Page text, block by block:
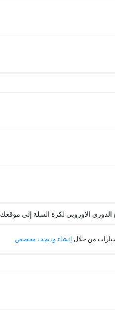
الاوروبي لكرة السلة إلى موقعك
من خلال إنشاء وديجت مخصص